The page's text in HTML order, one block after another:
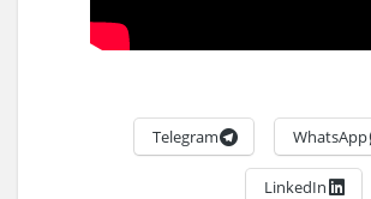
WhatsApp
Telegram
LinkedIn